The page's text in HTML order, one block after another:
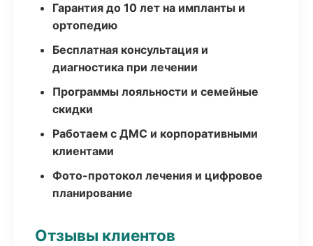
Гарантия до 10 лет на импланты и
ортопедию
Бесплатная консультация и
диагностика при лечении
Программы лояльности и семейные
скидки
Работаем с ДМС и корпоративными
клиентами
Фото-протокол лечения и цифровое
планирование
Отзывы клиентов